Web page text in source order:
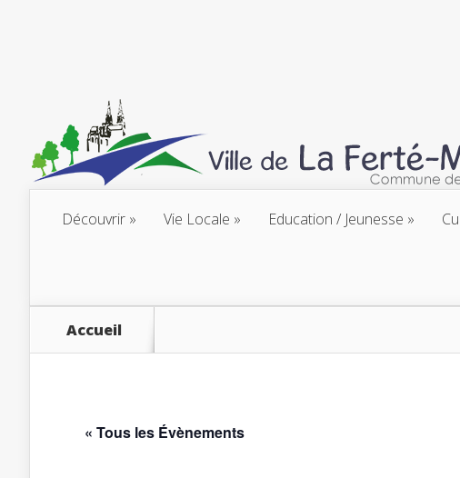
Découvrir Vie Locale Education / Jeunesse
Accueil
« Tous les Évènements